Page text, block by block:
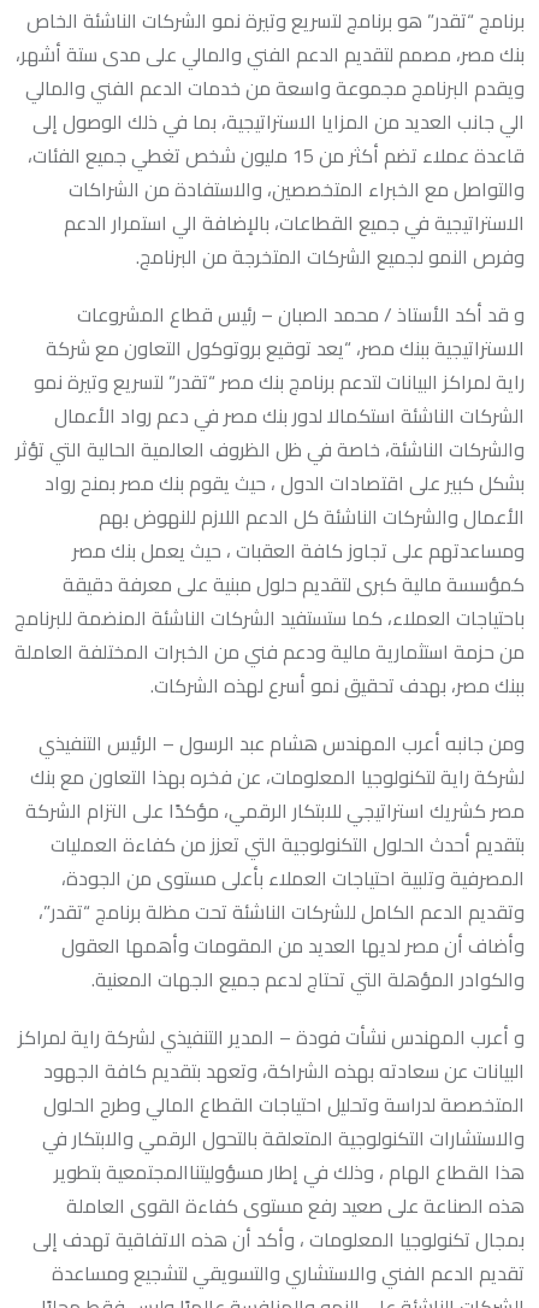
برنامج “تقدر” هو برنامج لتسريع وتيرة نمو الشركات الناشئة الخاص
بنك مصر، مصمم لتقديم الدعم الفني والمالي على مدى ستة أشهر،
ويقدم البرنامج مجموعة واسعة من خدمات الدعم الفني والمالي
الي جانب العديد من المزايا الاستراتيجية، بما في ذلك الوصول إلى
قاعدة عملاء تضم أكثر من 15 مليون شخص تغطي جميع الفئات،
والتواصل مع الخبراء المتخصصين، والاستفادة من الشراكات
الاستراتيجية في جميع القطاعات، بالإضافة الي استمرار الدعم
وفرص النمو لجميع الشركات المتخرجة من البرنامج.
و قد أكد الأستاذ / محمد الصبان – رئيس قطاع المشروعات
الاستراتيجية ببنك مصر، “يعد توقيع بروتوكول التعاون مع شركة
راية لمراكز البيانات لتدعم برنامج بنك مصر “تقدر” لتسريع وتيرة نمو
الشركات الناشئة استكمالا لدور بنك مصر في دعم رواد الأعمال
والشركات الناشئة، خاصة في ظل الظروف العالمية الحالية التي تؤثر
بشكل كبير على اقتصادات الدول ، حيث يقوم بنك مصر بمنح رواد
الأعمال والشركات الناشئة كل الدعم اللازم للنهوض بهم
ومساعدتهم على تجاوز كافة العقبات ، حيث يعمل بنك مصر
كمؤسسة مالية كبرى لتقديم حلول مبنية على معرفة دقيقة
باحتياجات العملاء، كما ستستفيد الشركات الناشئة المنضمة للبرنامج
من حزمة استثمارية مالية ودعم فني من الخبرات المختلفة العاملة
ببنك مصر، بهدف تحقيق نمو أسرع لهذه الشركات.
ومن جانبه أعرب المهندس هشام عبد الرسول – الرئيس التنفيذي
لشركة راية لتكنولوجيا المعلومات، عن فخره بهذا التعاون مع بنك
مصر كشريك استراتيجي للابتكار الرقمي، مؤكدًا على التزام الشركة
بتقديم أحدث الحلول التكنولوجية التي تعزز من كفاءة العمليات
المصرفية وتلبية احتياجات العملاء بأعلى مستوى من الجودة،
وتقديم الدعم الكامل للشركات الناشئة تحت مظلة برنامج “تقدر”،
وأضاف أن مصر لديها العديد من المقومات وأهمها العقول
والكوادر المؤهلة التي تحتاج لدعم جميع الجهات المعنية.
و أعرب المهندس نشأت فودة – المدير التنفيذي لشركة راية لمراكز
البيانات عن سعادته بهذه الشراكة، وتعهد بتقديم كافة الجهود
المتخصصة لدراسة وتحليل احتياجات القطاع المالي وطرح الحلول
والاستشارات التكنولوجية المتعلقة بالتحول الرقمي والابتكار في
هذا القطاع الهام ، وذلك في إطار مسؤوليتناالمجتمعية بتطوير
هذه الصناعة على صعيد رفع مستوى كفاءة القوى العاملة
بمجال تكنولوجيا المعلومات ، وأكد أن هذه الاتفاقية تهدف إلى
تقديم الدعم الفني والاستشاري والتسويقي لتشجيع ومساعدة